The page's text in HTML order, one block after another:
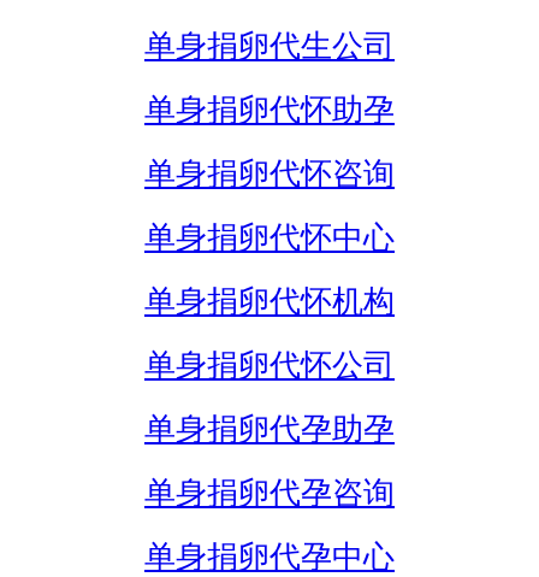
单身捐卵代生公司
单身捐卵代怀助孕
单身捐卵代怀咨询
单身捐卵代怀中心
单身捐卵代怀机构
单身捐卵代怀公司
单身捐卵代孕助孕
单身捐卵代孕咨询
单身捐卵代孕中心